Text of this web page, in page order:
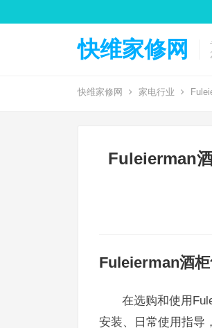
快维家修网
快维家修网 家电行业
Fuleierman
Fuleierman酒
在选购和使用
安装、日常使用指导